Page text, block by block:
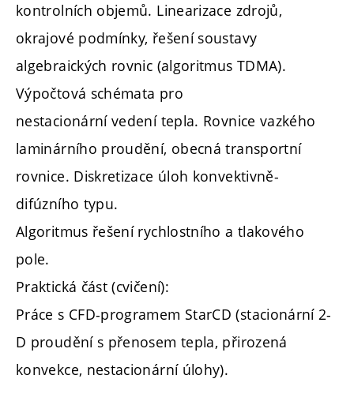
kontrolních objemů. Linearizace zdrojů,
okrajové podmínky, řešení soustavy
algebraických rovnic (algoritmus TDMA).
Výpočtová schémata pro
nestacionární vedení tepla. Rovnice vazkého
laminárního proudění, obecná transportní
rovnice. Diskretizace úloh konvektivně-
difúzního typu.
Algoritmus řešení rychlostního a tlakového
pole.
Praktická část (cvičení):
Práce s CFD-programem StarCD (stacionární 2-
D proudění s přenosem tepla, přirozená
konvekce, nestacionární úlohy).